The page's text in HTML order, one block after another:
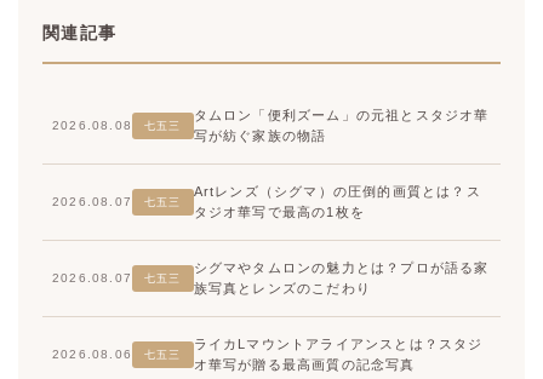
関連記事
2026.08.08 七五三
タムロン「便利ズーム」の元祖とスタジオ華
写が紡ぐ家族の物語
2026.08.07 七五三
Artレンズ（シグマ）の圧倒的画質とは？ス
タジオ華写で最高の1枚を
2026.08.07 七五三
シグマやタムロンの魅力とは？プロが語る家
族写真とレンズのこだわり
2026.08.06 七五三
ライカLマウントアライアンスとは？スタジ
オ華写が贈る最高画質の記念写真